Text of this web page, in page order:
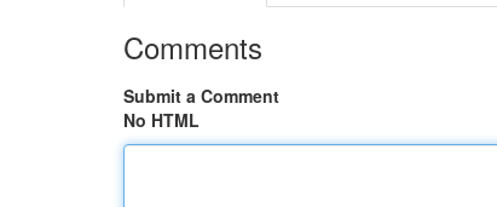
Comments
Submit a Comment
No HTML